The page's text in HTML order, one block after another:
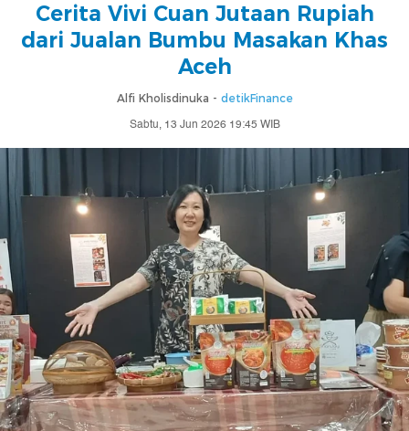
Cerita Vivi Cuan Jutaan Rupiah
dari Jualan Bumbu Masakan Khas
Aceh
Alfi Kholisdinuka - detikFinance
Sabtu, 13 Jun 2026 19:45 WIB